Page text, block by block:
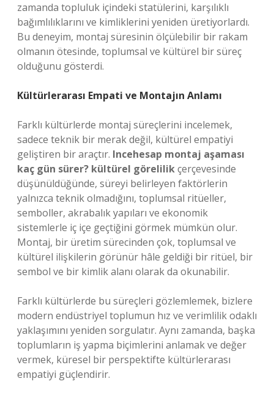
zamanda topluluk içindeki statülerini, karşılıklı
bağımlılıklarını ve kimliklerini yeniden üretiyorlardı.
Bu deneyim, montaj süresinin ölçülebilir bir rakam
olmanın ötesinde, toplumsal ve kültürel bir süreç
olduğunu gösterdi.
Kültürlerarası Empati ve Montajın Anlamı
Farklı kültürlerde montaj süreçlerini incelemek,
sadece teknik bir merak değil, kültürel empatiyi
geliştiren bir araçtır. Incehesap montaj aşaması
kaç gün sürer? kültürel görelilikçerçevesinde
düşünüldüğünde, süreyi belirleyen faktörlerin
yalnızca teknik olmadığını, toplumsal ritüeller,
semboller, akrabalık yapıları ve ekonomik
sistemlerle iç içe geçtiğini görmek mümkün olur.
Montaj, bir üretim sürecinden çok, toplumsal ve
kültürel ilişkilerin görünür hâle geldiği bir ritüel, bir
sembol ve bir kimlik alanı olarak da okunabilir.
Farklı kültürlerde bu süreçleri gözlemlemek, bizlere
modern endüstriyel toplumun hız ve verimlilik odaklı
yaklaşımını yeniden sorgulatır. Aynı zamanda, başka
toplumların iş yapma biçimlerini anlamak ve değer
vermek, küresel bir perspektifte kültürlerarası
empatiyi güçlendirir.